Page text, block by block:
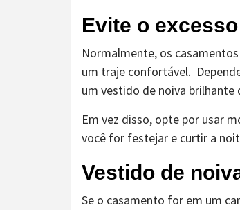
Evite o
Normalmente, os
um traje confortável.
um vestido de noiva
Em vez disso, opte por usar
você for festejar e curtir a
Vestido de
Se o casamento for em um